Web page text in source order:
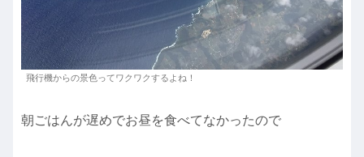
飛行機からの景色ってワクワクするよね！
朝ごはんが遅めでお昼を食べてなかったので